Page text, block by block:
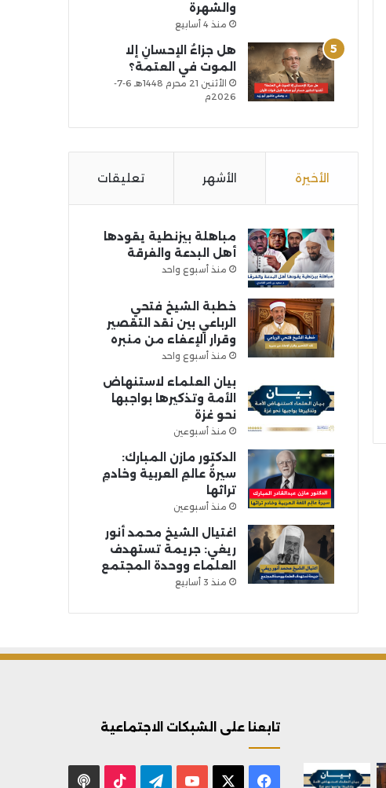
والشهرة
منذ 4 أسابيع
هل جزاءُ الإحسانِ إلا
الموت في العتمة؟
الأثنين 21 محرم 1448هـ 6-7-
2026م
الأخيرة الأشهر تعليقات
مباهلة بيزنطية يقودها
أهل البدعة والفرقة
منذ أسبوع واحد
خطبة الشيخ فتحي
الرباعي بين نقد التقصير
وقرار الإعفاء من منبره
منذ أسبوع واحد
بيان العلماء لاستنهاض
الأمة وتذكيرها بواجبها
نحو غزة
منذ أسبوعين
الدكتور مازن المبارك:
سيرةُ عالمِ العربية وخادمِ
تراثها
منذ أسبوعين
اغتيال الشيخ محمد أنور
ريغي: جريمة تستهدف
العلماء ووحدة المجتمع
منذ 3 أسابيع
تابعنا على الشبكات الاجتماعية
فيسبوك يوتيوب تيلقرام ‫TikTok